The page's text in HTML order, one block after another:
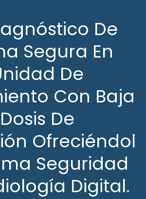
De
Segura En
De
Con Baja
Dosis De
Ofreciéndol
Seguridad
Digital.